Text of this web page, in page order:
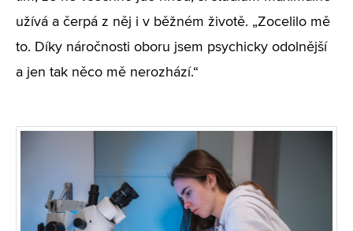
užívá a čerpá z něj i v běžném životě. „Zocelilo mě
to. Díky náročnosti oboru jsem psychicky odolnější
a jen tak něco mě nerozhází.“